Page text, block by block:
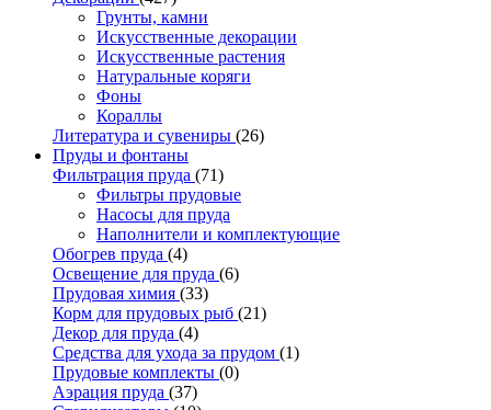
Грунты, камни
Искусственные декорации
Искусственные растения
Натуральные коряги
Фоны
Кораллы
Литература и сувениры (26)
Пруды и фонтаны
Фильтрация пруда (71)
Фильтры прудовые
Насосы для пруда
Наполнители и комплектующие
Обогрев пруда (4)
Освещение для пруда (6)
Прудовая химия (33)
Корм для прудовых рыб (21)
Декор для пруда (4)
Средства для ухода за прудом (1)
Прудовые комплекты (0)
Аэрация пруда (37)